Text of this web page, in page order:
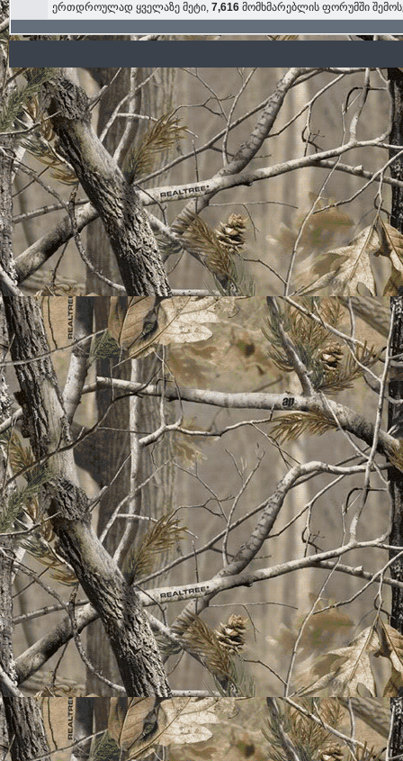
ერთდროულად ყველაზე მეტი, 7,616მომხმარებლის ფორუმში